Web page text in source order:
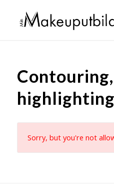
Contouring,
Sorry, but you're not